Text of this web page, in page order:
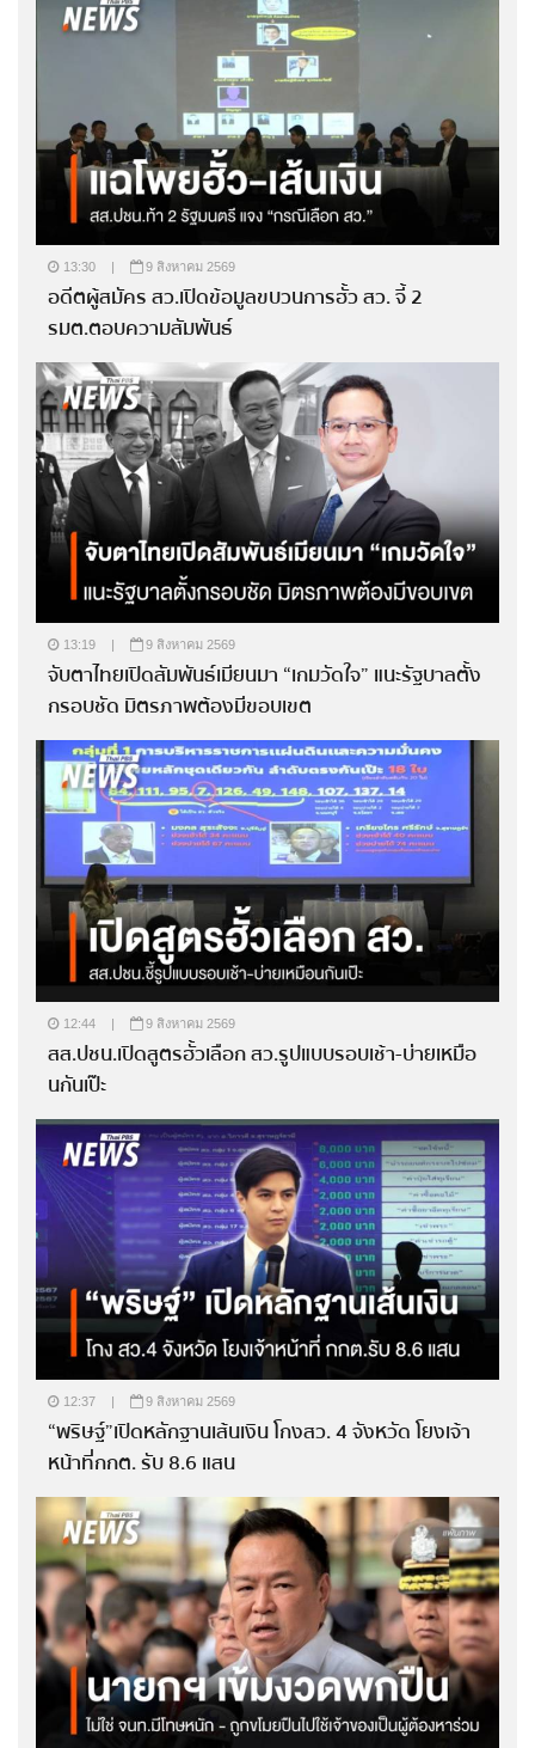
13:30 | 9 สิงหาคม 2569
อดีตผู้สมัคร สว.เปิดข้อมูลขบวนการฮั้ว สว. จี้ 2
รมต.ตอบความสัมพันธ์
13:19 9 สิงหาคม 2569
จับตาไทยเปิดสัมพันธ์เมียนมา “เกมวัดใจ” แนะรัฐบาลตั้ง
กรอบชัด มิตรภาพต้องมีขอบเขต
12:44 | 9 สิงหาคม 2569
สส.ปชน.เปิดสูตรฮั้วเลือก สว.รูปแบบรอบเช้า-บ่ายเหมือ
นกันเป๊ะ
12:37 | 9 สิงหาคม 2569
“พริษฐ์”เปิดหลักฐานเส้นเงิน โกงสว. 4 จังหวัด โยงเจ้า
หน้าที่กกต. รับ 8.6 แสน